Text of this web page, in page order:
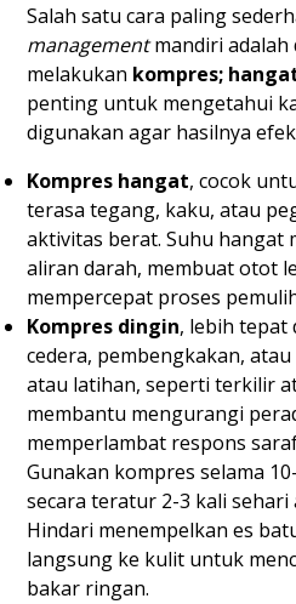
Salah satu cara paling
managementmandiri adalah
melakukan kompres;
penting untuk mengetahui
digunakan agar hasilnya
Kompres hangat, cocok
terasa tegang, kaku, atau
aktivitas berat. Suhu hangat
aliran darah, membuat otot
mempercepat proses
Kompres dingin, lebih tepat
cedera, pembengkakan,
atau latihan, seperti terkilir
membantu mengurangi
memperlambat respons
Gunakan kompres selama
secara teratur 2-3 kali
Hindari menempelkan es
langsung ke kulit untuk
bakar ringan.